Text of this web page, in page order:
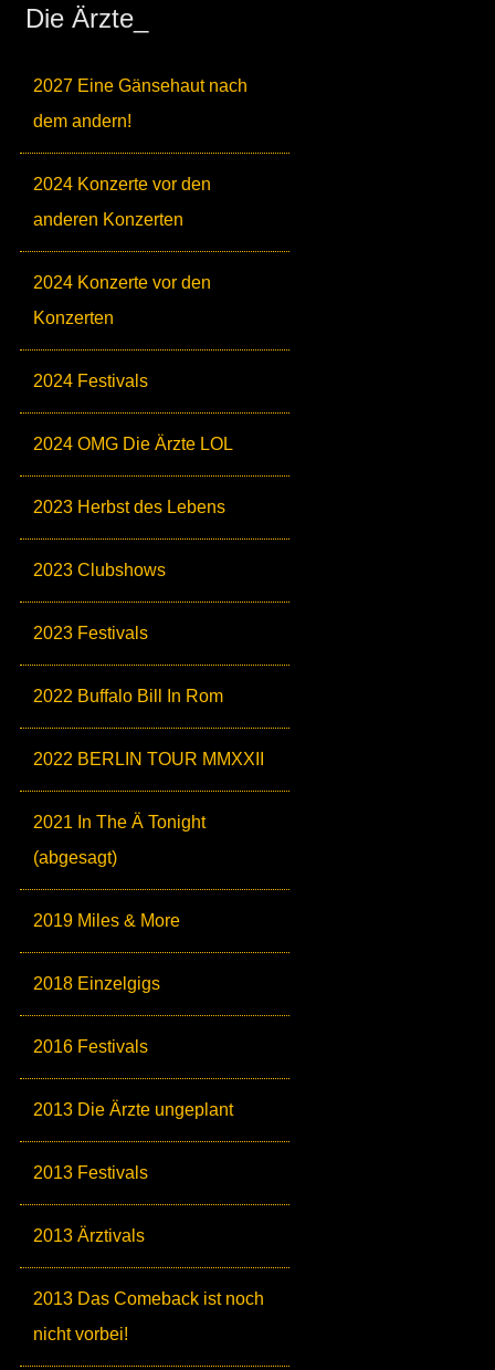
Die Ärzte_
2027 Eine Gänsehaut nach
dem andern!
2024 Konzerte vor den
anderen Konzerten
2024 Konzerte vor den
Konzerten
2024 Festivals
2024 OMG Die Ärzte LOL
2023 Herbst des Lebens
2023 Clubshows
2023 Festivals
2022 Buffalo Bill In Rom
2022 BERLIN TOUR MMXXII
2021 In The Ä Tonight
(abgesagt)
2019 Miles & More
2018 Einzelgigs
2016 Festivals
2013 Die Ärzte ungeplant
2013 Festivals
2013 Ärztivals
2013 Das Comeback ist noch
nicht vorbei!